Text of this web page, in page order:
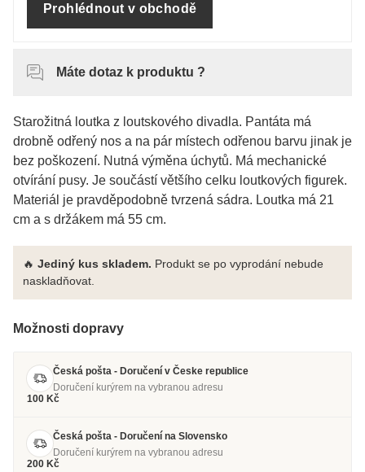
Prohlédnout v obchodě
Máte dotaz k produktu ?
Starožitná loutka z loutskového divadla. Pantáta má
drobně odřený nos a na pár místech odřenou barvu jinak je
bez poškození. Nutná výměna úchytů. Má mechanické
otvírání pusy. Je součástí většího celku loutkových figurek.
Materiál je pravděpodobně tvrzená sádra. Loutka má 21
cm a s držákem má 55 cm.
🔥 Jediný kus skladem. Produkt se po vyprodání nebude
naskladňovat.
Možnosti dopravy
Česká pošta - Doručení v Česke republice
Doručení kurýrem na vybranou adresu
100 Kč
Česká pošta - Doručení na Slovensko
Doručení kurýrem na vybranou adresu
200 Kč